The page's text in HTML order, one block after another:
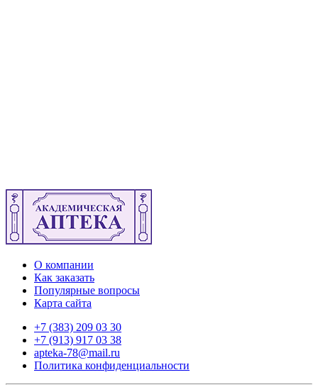
О компании
Как заказать
Популярные вопросы
Карта сайта
+7 (383) 209 03 30
+7 (913) 917 03 38
apteka-78@mail.ru
Политика конфиденциальности